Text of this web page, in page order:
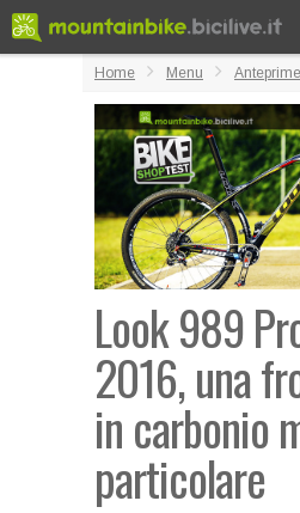
Home Menu Anteprime
Look 989
2016, una
in carbonio
particolare